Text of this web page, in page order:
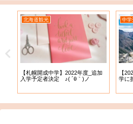
北海道観光
【札幌開成中学】2022年度_追加
入学予定者決定 ♪( ´θ｀)ノ
中学
【
学に